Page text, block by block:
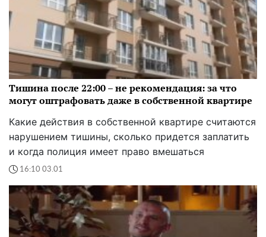
Тишина после 22:00 – не рекомендация: за что
могут оштрафовать даже в собственной квартире
Какие действия в собственной квартире считаются
нарушением тишины, сколько придется заплатить
и когда полиция имеет право вмешаться
16:10 03.01